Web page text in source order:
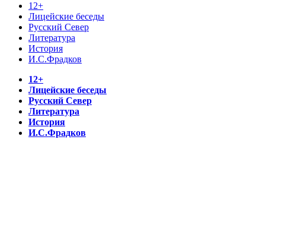
12+
Лицейские беседы
Русский Север
Литература
История
И.С.Фрадков
12+
Лицейские беседы
Русский Север
Литература
История
И.С.Фрадков